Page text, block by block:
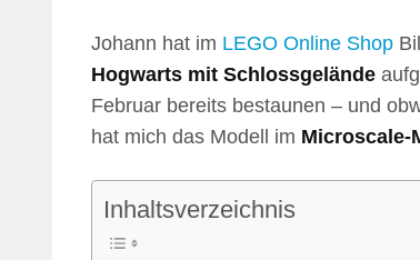
Johann hat im LEGO Online Shop
Hogwarts mit Schlossgelände
Februar bereits bestaunen – und
hat mich das Modell im Microscale-
Inhaltsverzeichnis